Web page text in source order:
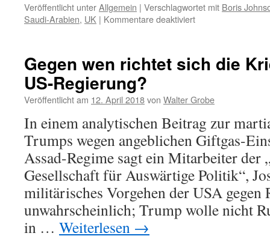
Veröffentlicht unterAllgemein | Verschlagwortet mit Boris
Saudi-Arabien, UK | Kommentare deaktiviertfür
Arabien
Gegen wen richtet sich die
US-Regierung?
Veröffentlicht am 12. April 2018von Walter Grobe
In einem analytischen Beitrag zur
Trumps wegen angeblichen Giftgas-
Assad-Regime sagt ein Mitarbeiter der
Gesellschaft für Auswärtige Politik“,
militärisches Vorgehen der USA gegen
unwahrscheinlich; Trump wolle nicht
in … Weiterlesen →